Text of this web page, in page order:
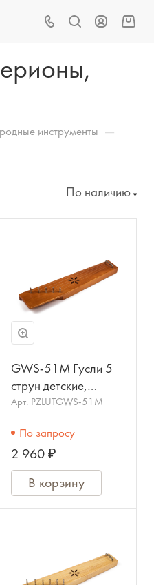
инструменты —
По наличию
GWS-51M Гусли 5
струн детские,
крыловидные, цвет
Арт. PZLUTGWS-51M
По запросу
2 960 ₽
В корзину